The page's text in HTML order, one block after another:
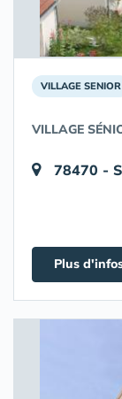
VILLAGE SENIOR
VILLAGE
78470 -
Plus